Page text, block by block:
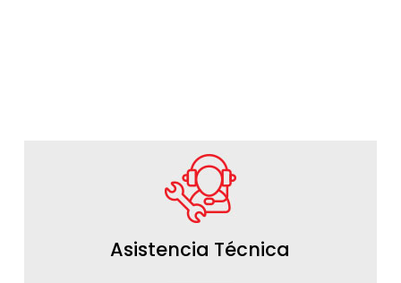
Asistencia Técnica